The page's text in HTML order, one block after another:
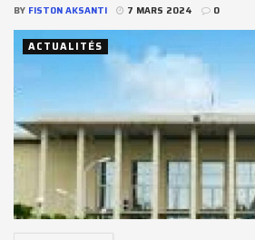
BY FISTON AKSANTI 7 MARS 2024 0
ACTUALITÉS